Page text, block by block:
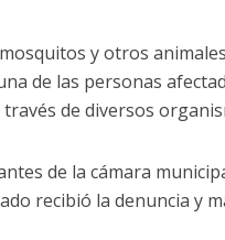
y otros
de las personas
de diversos
de la cámara
recibió la denuncia y